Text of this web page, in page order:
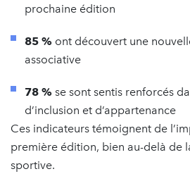
prochaine édition
85 % ont découvert une
associative
78 % se sont sentis renforcés
d’inclusion et d’appartenance
Ces indicateurs témoignent de
première édition, bien au-delà de
sportive.